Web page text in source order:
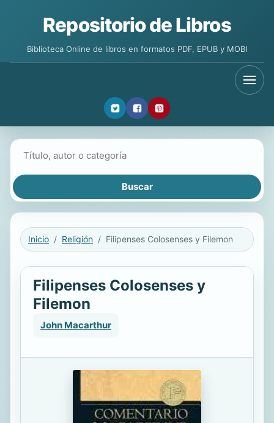
Repositorio de Libros
Biblioteca Online de libros en formatos PDF, EPUB y MOBI
Inicio Religión Filipenses Colosenses y Filemon
Filipenses Colosenses y
Filemon
John Macarthur